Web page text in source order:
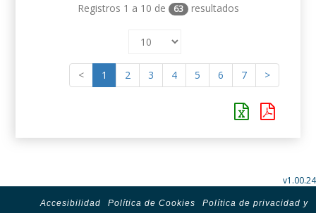
Registros 1 a 10 de 63 resultados
< 1 2 3 4 5 6 7 >
v1.00.24
Accesibilidad Política de Cookies
Política de privacidad y